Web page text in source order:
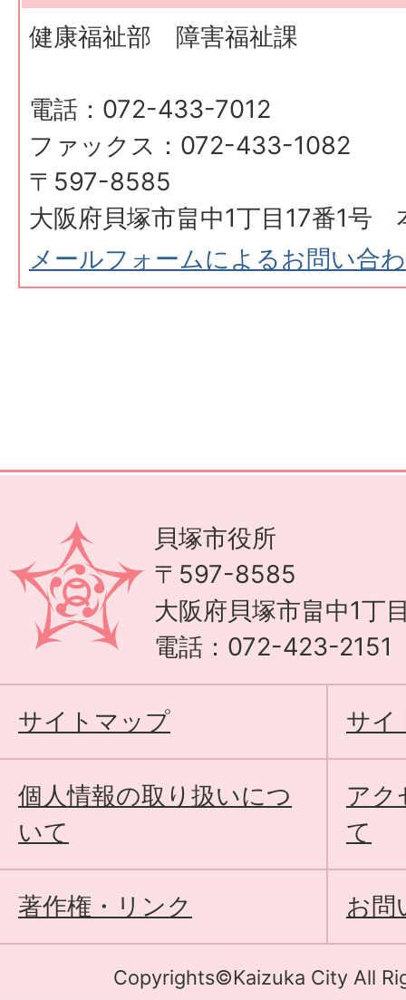
健康福祉部 障害福祉課
電話：072-433-7012
ファックス：072-433-1082
〒597-8585
大阪府貝塚市畠中1丁目17番1号
メールフォームによるお問い合
貝塚市役所
〒597-8585
大阪府貝塚市畠中1丁
電話：072-423-2151
サイトマップ サイ
個人情報の取り扱いにつ
いて
アク
て
著作権・リンク お問
Copyrights©Kaizuka City All